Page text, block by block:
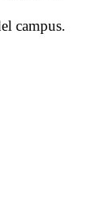
campus.